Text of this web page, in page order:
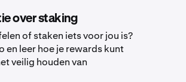
over staking
of staken iets voor jou is?
en leer hoe je rewards kunt
veilig houden van